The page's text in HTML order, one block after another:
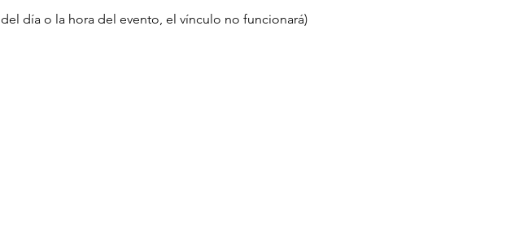
día o la hora del evento, el vínculo no funcionará)